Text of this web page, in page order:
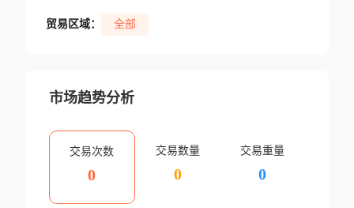
贸易区域： 全部
市场趋势分析
交易次数
0
交易数量
0
交易重量
0